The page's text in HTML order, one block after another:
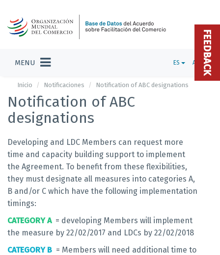
MENU ES ADMIN
Inicio Notificaciones Notification of ABC designations
Notification of ABC
designations
Developing and LDC Members can request more
time and capacity building support to implement
the Agreement. To benefit from these flexibilities,
they must designate all measures into categories A,
B and/or C which have the following implementation
timings:
CATEGORY A= developing Members will implement
the measure by 22/02/2017 and LDCs by 22/02/2018
CATEGORY B = Members will need additional time to
FEEDBACK